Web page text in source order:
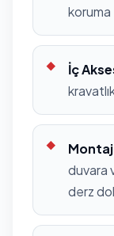
koruma
İç
duvara
derz